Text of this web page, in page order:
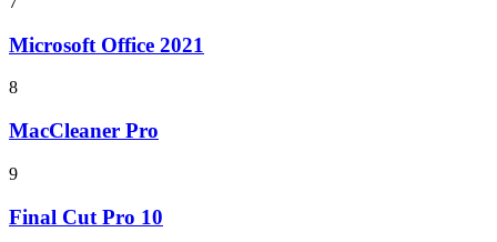
Microsoft Office 2021
8
MacCleaner Pro
9
Final Cut Pro 10